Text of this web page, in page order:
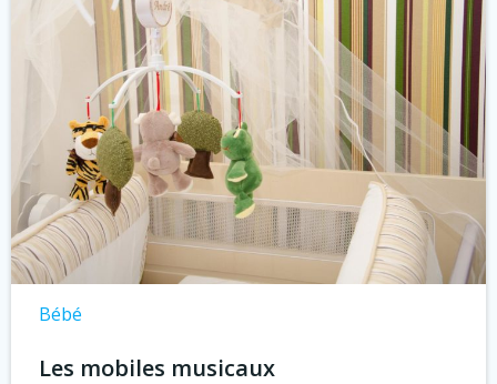
Bébé
Les mobiles musicaux